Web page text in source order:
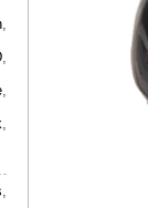
,
,
,
,
,